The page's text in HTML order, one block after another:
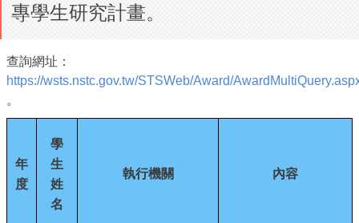
專學生研究計畫。
查詢網址：
https://wsts.nstc.gov.tw/STSWeb/Award/
。
年
度
學
生
姓
名
執行機關 內容